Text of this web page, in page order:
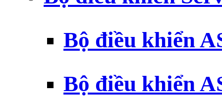
Bộ điều khiển
Bộ điều khiển